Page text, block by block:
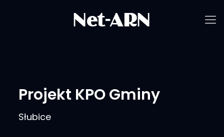
Projekt KPO Gminy
Słubice